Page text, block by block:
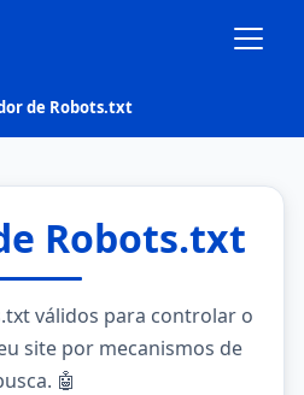
de Robots.txt
Robots.txt
válidos para controlar o
site por mecanismos de
🤖